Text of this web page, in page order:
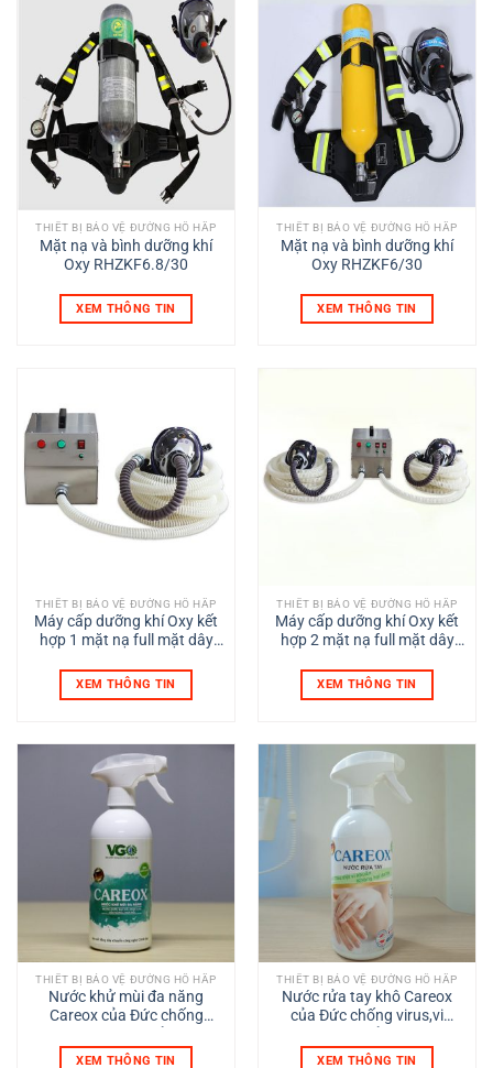
THIẾT BỊ BẢO VỆ ĐƯỜNG HÔ HẤP
Mặt nạ và bình dưỡng khí
Oxy RHZKF6.8/30
XEM THÔNG TIN
THIẾT BỊ BẢO VỆ ĐƯỜNG HÔ HẤP
Mặt nạ và bình dưỡng khí
Oxy RHZKF6/30
XEM THÔNG TIN
THIẾT BỊ BẢO VỆ ĐƯỜNG HÔ HẤP
Máy cấp dưỡng khí Oxy kết
hợp 1 mặt nạ full mặt dây
XEM THÔNG TIN
THIẾT BỊ BẢO VỆ ĐƯỜNG HÔ HẤP
Máy cấp dưỡng khí Oxy kết
hợp 2 mặt nạ full mặt dây
XEM THÔNG TIN
THIẾT BỊ BẢO VỆ ĐƯỜNG HÔ HẤP
Nước khử mùi đa năng
Careox của Đức chống
XEM THÔNG TIN
THIẾT BỊ BẢO VỆ ĐƯỜNG HÔ HẤP
Nước rửa tay khô Careox
của Đức chống virus,vi
XEM THÔNG TIN